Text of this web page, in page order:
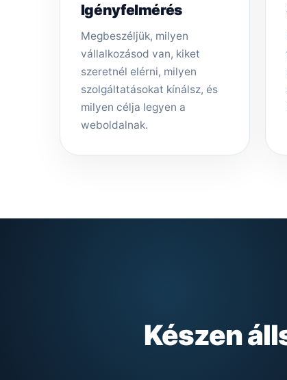
Igényfelmérés
Megbeszéljük, milyen
vállalkozásod van, kiket
szeretnél elérni, milyen
szolgáltatásokat kínálsz, és
milyen célja legyen a
weboldalnak.
Készen